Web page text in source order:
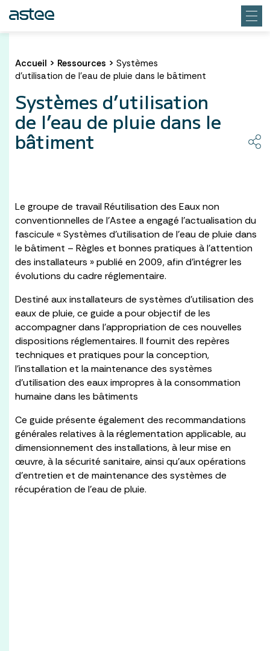
Accueil > Ressources > Systèmes
d’utilisation de l’eau de pluie dans le bâtiment
Systèmes d’utilisation
de l’eau de pluie dans le
bâtiment
Le groupe de travail Réutilisation des Eaux non
conventionnelles de l’Astee a engagé l’actualisation du
fascicule « Systèmes d’utilisation de l’eau de pluie dans
le bâtiment – Règles et bonnes pratiques à l’attention
des installateurs » publié en 2009, afin d’intégrer les
évolutions du cadre réglementaire.
Destiné aux installateurs de systèmes d’utilisation des
eaux de pluie, ce guide a pour objectif de les
accompagner dans l’appropriation de ces nouvelles
dispositions réglementaires. Il fournit des repères
techniques et pratiques pour la conception,
l’installation et la maintenance des systèmes
d’utilisation des eaux impropres à la consommation
humaine dans les bâtiments
Ce guide présente également des recommandations
générales relatives à la réglementation applicable, au
dimensionnement des installations, à leur mise en
œuvre, à la sécurité sanitaire, ainsi qu’aux opérations
d’entretien et de maintenance des systèmes de
récupération de l’eau de pluie.